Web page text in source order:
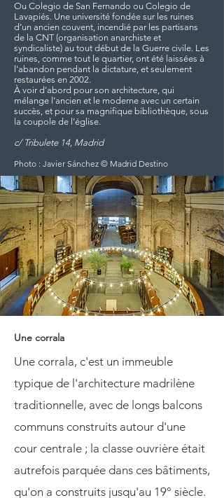
Ou Colegio de San Fernando ou Colegio de
Lavapiés. Une université fondée sur les ruines
d’un ancien couvent, incendié par les partisans
de la CNT (organisation anarchiste et
syndicaliste) au tout début de la Guerre civile. Les
ruines, comme tout le quartier, ont été laissées à
l'abandon pendant la dictature, et seulement
restaurées en 2002.
À voir d’abord pour son architecture, qui
mélange l’ancien et le moderne avec un certain
succès, et pour sa magnifique bibliothèque, sous
la coupole de l’église.
c/ Tribulete 14, Madrid
Photo : Javier Sánchez © Madrid Destino
Une corrala
Une corrala, c'est un immeuble
typique de l'architecture madrilène
traditionnelle, avec de longs balcons
communs construits autour d'une
cour centrale ; la classe ouvrière était
autrefois parquée dans ces bâtiments,
qu'on a construits jusqu'au 19° siècle.